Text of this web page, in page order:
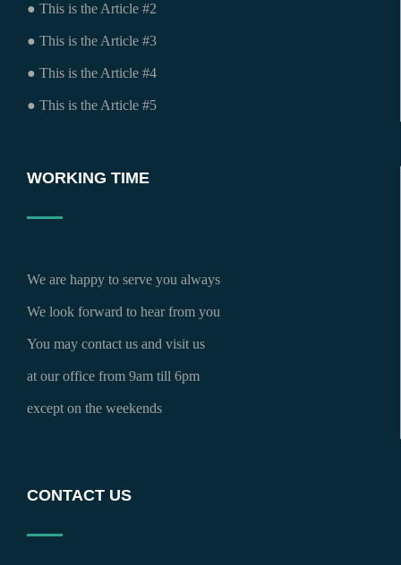
● This is the Article #2
● This is the Article #3
● This is the Article #4
● This is the Article #5
WORKING TIME
We are happy to serve you always
We look forward to hear from you
You may contact us and visit us
at our office from 9am till 6pm
except on the weekends
CONTACT US